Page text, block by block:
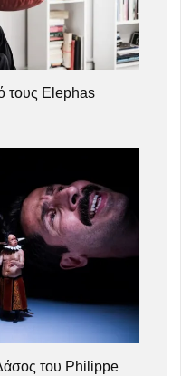
τους Elephas
του Philippe